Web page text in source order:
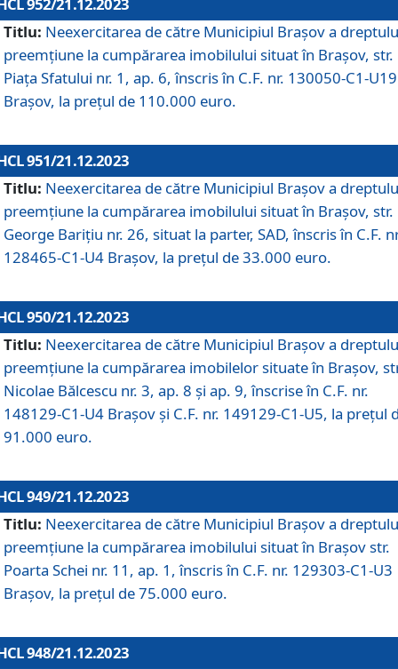
952/21.12.2023
Titlu: Neexercitarea de către Municipiul Brașov a
preemțiune la cumpărarea imobilului situat în Brașov, str.
Piața Sfatului nr. 1, ap. 6, înscris în C.F. nr. 130050-C1-U19
Brașov, la prețul de 110.000 euro.
951/21.12.2023
Titlu: Neexercitarea de către Municipiul Brașov a
preemțiune la cumpărarea imobilului situat în Brașov, str.
George Barițiu nr. 26, situat la parter, SAD, înscris în C.F.
128465-C1-U4 Brașov, la prețul de 33.000 euro.
950/21.12.2023
Titlu: Neexercitarea de către Municipiul Brașov a
preemțiune la cumpărarea imobilelor situate în Brașov,
Nicolae Bălcescu nr. 3, ap. 8 și ap. 9, înscrise în C.F. nr.
148129-C1-U4 Brașov și C.F. nr. 149129-C1-U5, la prețul
91.000 euro.
949/21.12.2023
Titlu: Neexercitarea de către Municipiul Brașov a
preemțiune la cumpărarea imobilului situat în Brașov str.
Poarta Schei nr. 11, ap. 1, înscris în C.F. nr. 129303-C1-U3
Brașov, la prețul de 75.000 euro.
948/21.12.2023